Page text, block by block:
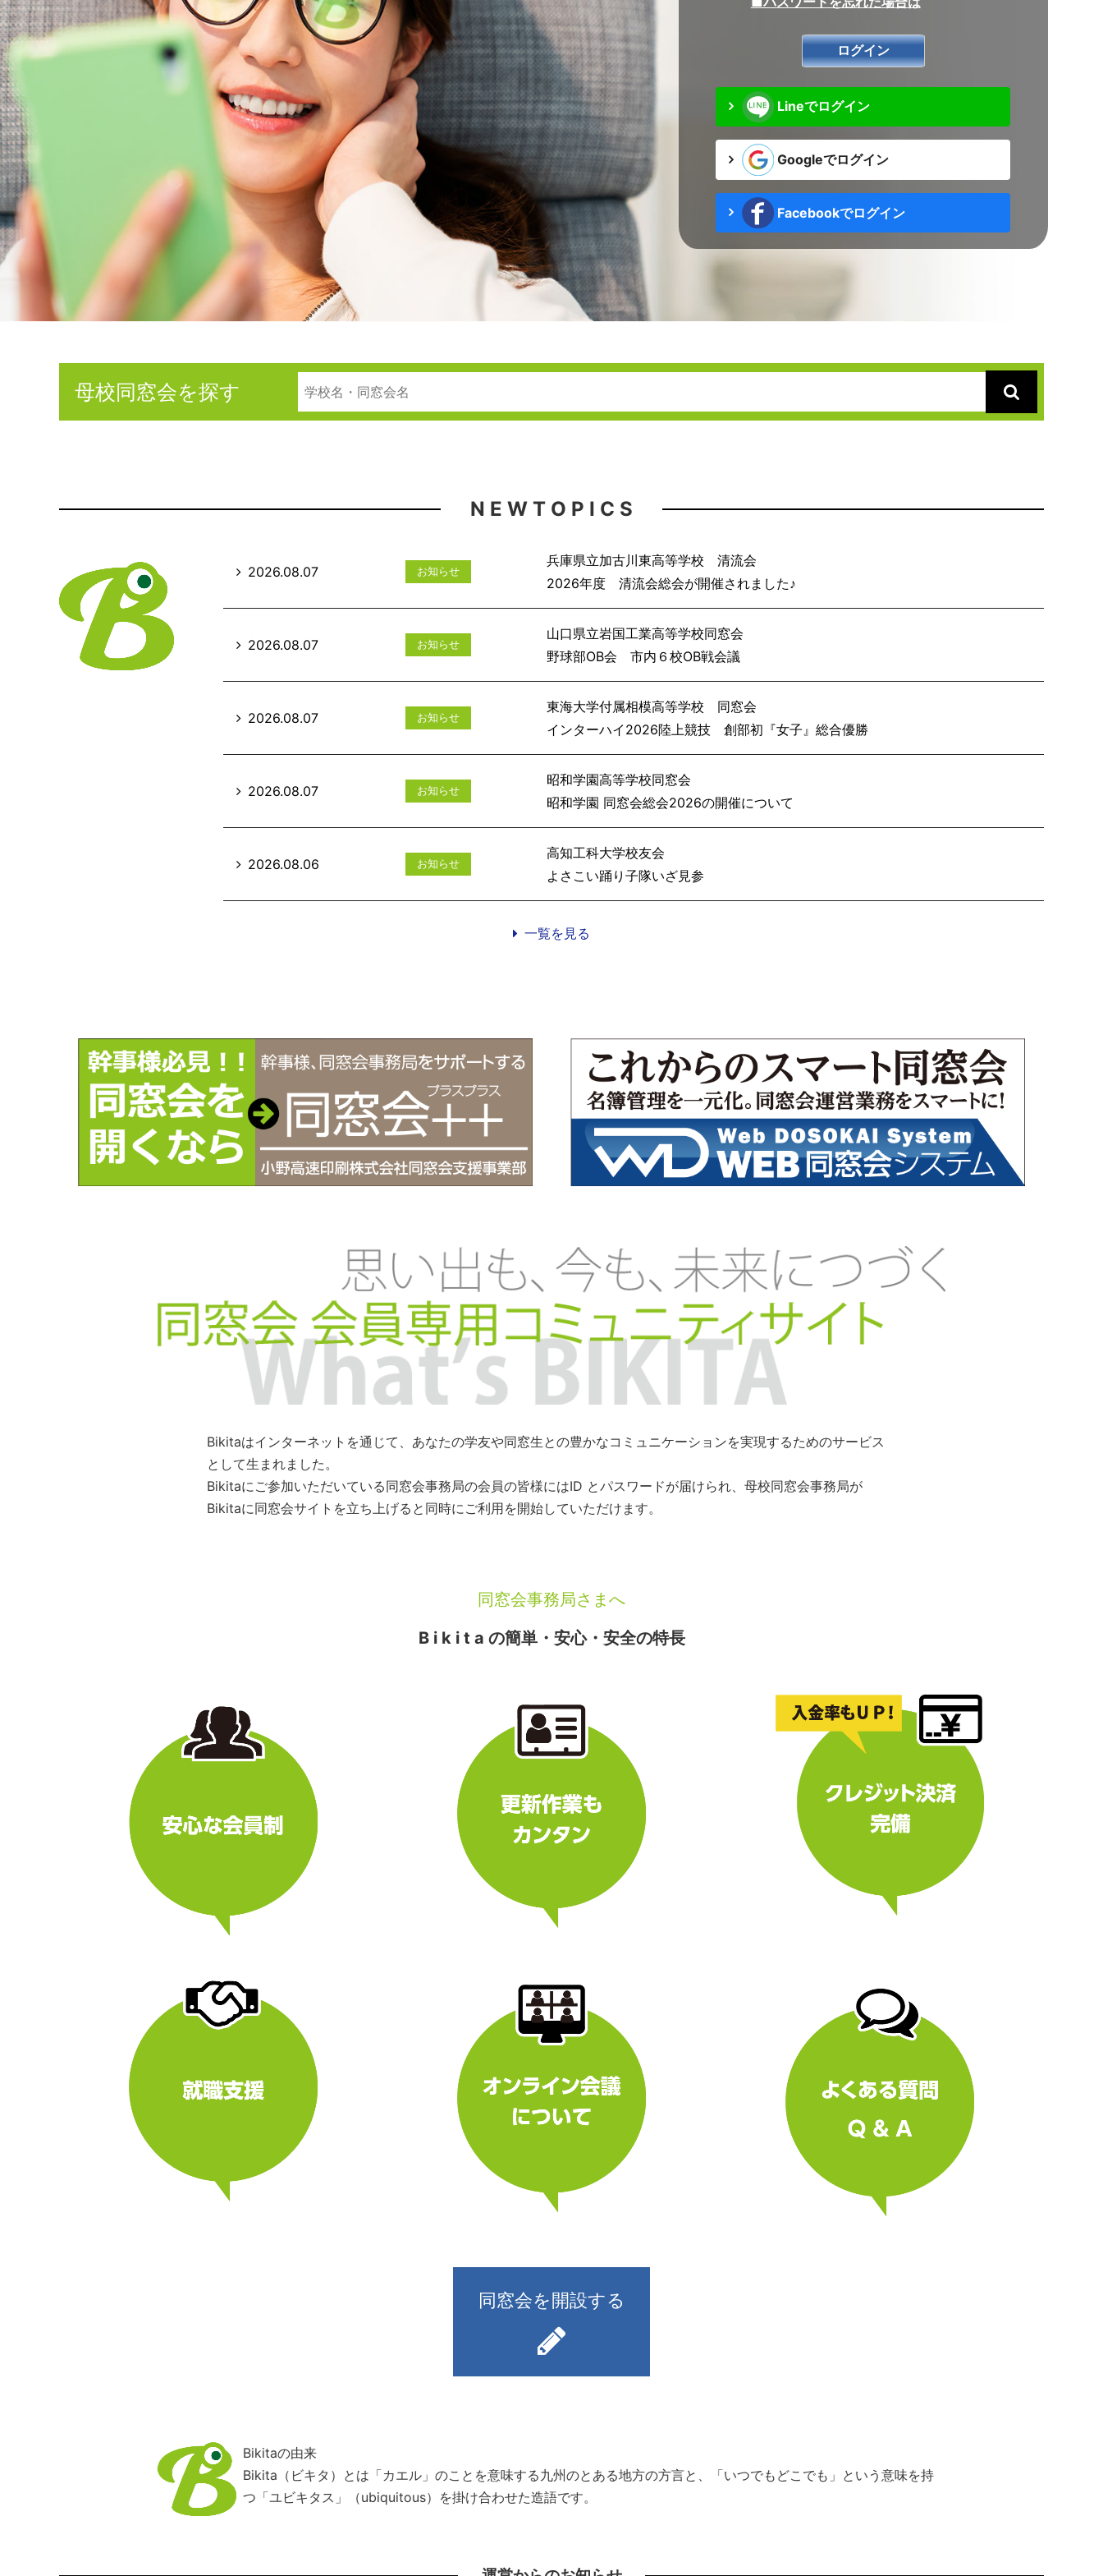
Lineでログイン
Googleでログイン
Facebookでログイン
母校同窓会を探す
N E W T O P I C S
2026.08.07 お知らせ
兵庫県立加古川東高等学校 清流会
2026年度 清流会総会が開催されました♪
2026.08.07 お知らせ
山口県立岩国工業高等学校同窓会
野球部OB会 市内６校OB戦会議
2026.08.07 お知らせ
東海大学付属相模高等学校 同窓会
インターハイ2026陸上競技 創部初『女子』総合優勝
2026.08.07 お知らせ
昭和学園高等学校同窓会
昭和学園 同窓会総会2026の開催について
2026.08.06 お知らせ
高知工科大学校友会
よさこい踊り子隊いざ見参
一覧を見る
Bikitaはインターネットを通じて、あなたの学友や同窓生との豊かなコミュニケーションを実現するためのサービス
として生まれました。
Bikitaにご参加いただいている同窓会事務局の会員の皆様にはID とパスワードが届けられ、母校同窓会事務局が
Bikitaに同窓会サイトを立ち上げると同時にご利用を開始していただけます。
同窓会事務局さまへ
B i k i t a の簡単・安心・安全の特長
同窓会を開設する
Bikitaの由来
Bikita（ビキタ）とは「カエル」のことを意味する九州のとある地方の方言と、「いつでもどこでも」という意味を持
つ「ユビキタス」（ubiquitous）を掛け合わせた造語です。